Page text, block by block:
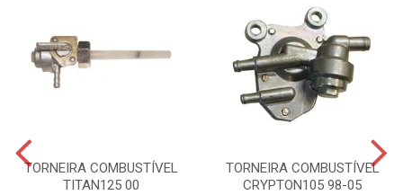
TORNEIRA COMBUSTÍVEL
TITAN125 00
TORNEIRA COMBUSTÍVEL
CRYPTON105 98-05